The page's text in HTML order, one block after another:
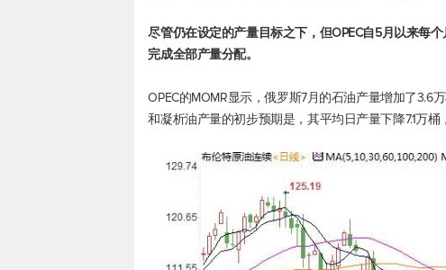
尽管仍在设定的产量目标之下，但OPEC自5月以来每
完成全部产量分配。
OPEC的MOMR显示，俄罗斯7月的石油产量增加了3.6
和凝析油产量的初步预期是，其平均日产量下降7.1万桶